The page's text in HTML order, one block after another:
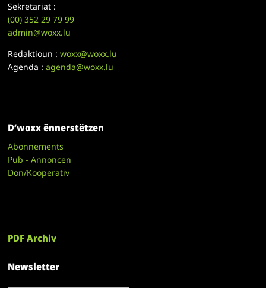
Sekretariat :
(00)352 29 79 99
admin@woxx.lu
Redaktioun :woxx@woxx.lu
Agenda :agenda@woxx.lu
D’woxx ënnerstëtzen
Abonnements
Pub - Annoncen
Don/Kooperativ
PDF Archiv
Newsletter